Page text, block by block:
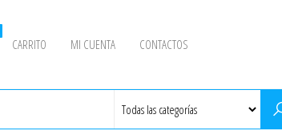
CARRITO MI CUENTA CONTACTOS